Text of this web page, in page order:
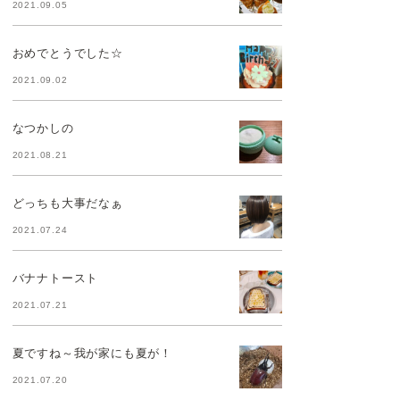
2021.09.05
おめでとうでした☆
2021.09.02
なつかしの
2021.08.21
どっちも大事だなぁ
2021.07.24
バナナトースト
2021.07.21
夏ですね～我が家にも夏が！
2021.07.20